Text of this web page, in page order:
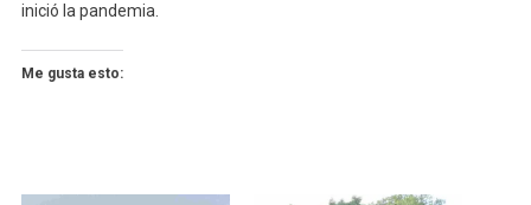
inició la pandemia.
Me gusta esto: